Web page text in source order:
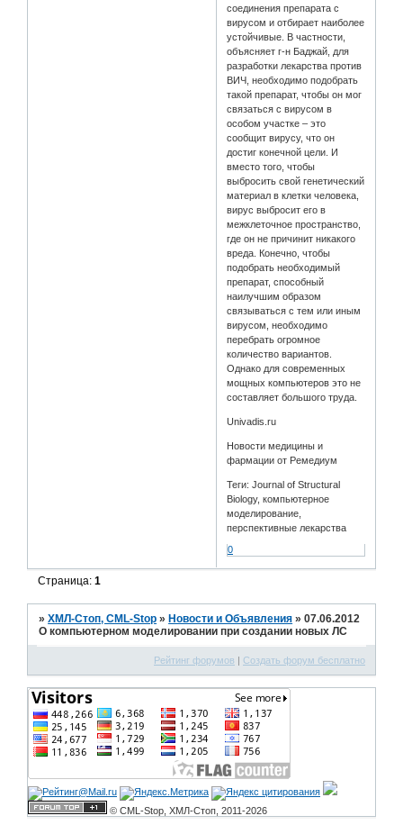
соединения препарата с
вирусом и отбирает наиболее
устойчивые. В частности,
объясняет г-н Баджай, для
разработки лекарства против
ВИЧ, необходимо подобрать
такой препарат, чтобы он мог
связаться с вирусом в
особом участке – это
сообщит вирусу, что он
достиг конечной цели. И
вместо того, чтобы
выбросить свой генетический
материал в клетки человека,
вирус выбросит его в
межклеточное пространство,
где он не причинит никакого
вреда. Конечно, чтобы
подобрать необходимый
препарат, способный
наилучшим образом
связываться с тем или иным
вирусом, необходимо
перебрать огромное
количество вариантов.
Однако для современных
мощных компьютеров это не
составляет большого труда.
Univadis.ru
Новости медицины и
фармации от Ремедиум
Теги: Journal of Structural
Biology, компьютерное
моделирование,
перспективные лекарства
0
Страница:1
»ХМЛ-Стоп, CML-Stop » Новости и Объявления »07.06.2012
О компьютерном моделировании при создании новых ЛС
Рейтинг форумов | Создать форум бесплатно
© CML-Stop, ХМЛ-Стоп, 2011-2026